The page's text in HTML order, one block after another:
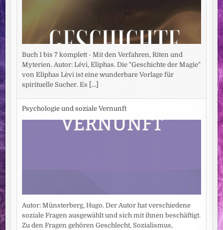
Buch 1 bis 7 komplett - Mit den Verfahren, Riten und
Myterien. Autor: Lévi, Eliphas. Die "Geschichte der Magie"
von Eliphas Lèvi ist eine wunderbare Vorlage für
spirituelle Sucher. Es [...]
Psychologie und soziale Vernunft
Autor: Münsterberg, Hugo. Der Autor hat verschiedene
soziale Fragen ausgewählt und sich mit ihnen beschäftigt.
Zu den Fragen gehören Geschlecht, Sozialismus,